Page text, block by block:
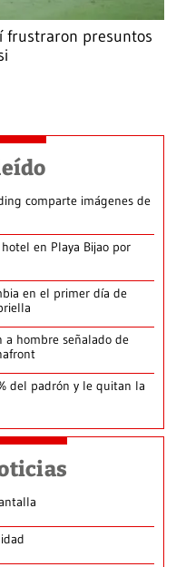
frustraron presuntos
comparte imágenes de
en Playa Bijao por
en el primer día de
a hombre señalado de
del padrón y le quitan la